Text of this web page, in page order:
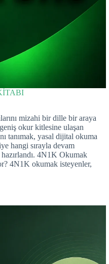
mizahi bir dille bir araya
okur kitlesine ulaşan
tanımak, yasal dijital okuma
hangi sırayla devam
4N1K Okumak
4N1K okumak isteyenler,